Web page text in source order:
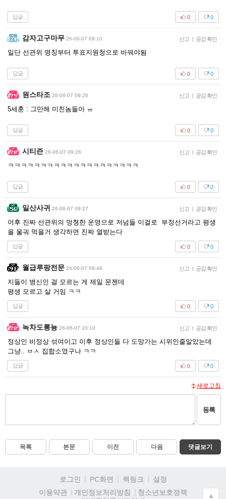
답글 0
0
감자고구마무 26-06-07 09:10 신고 | 공감 확인
일단 선관위 명칭부터 투표지원청으로 바꿔야됨
답글 0
0
원스타조 26-06-07 09:26 신고 | 공감 확인
5세훈 : 그만해 미친놈들아 ㅠ
답글 0
0
시티즌 26-06-07 09:26 신고 | 공감 확인
ㅋㅋㅋㅋㅋㅋㅋㅋㅋㅋㅋㅋㅋㅋㅋㅋㅋㅋㅋㅋ
답글 0
0
일산사귀 26-06-07 09:27 신고 | 공감 확인
어후 진짜 선관위의 멍쳥한 운영으로 저넘들 이걸로 부정선거라고 평생
을 울궈 먹을거 생각하면 진짜 열받는다
답글 0
0
월급루팡전문 26-06-07 09:48 신고 | 공감 확인
지들이 병신인 걸 모르는 게 제일 문젠데
평생 모르고 살 거임 ㅋㅋ
답글 0
0
녹차도롱뇽 26-06-07 10:10 신고 | 공감 확인
정상인 비정상 섞여이고 이후 정상인들 다 도망가는 시위인줄알았는데
그냥.. ㅂㅅ 집합소였구나 ㅋㅋ
답글 0
0
새로고침
등록
목록 본문 이전 다음 댓글보기
로그인 PC화면 퀵링크
설정
이용약관
개인정보처리방침
청소년보호정책
▲